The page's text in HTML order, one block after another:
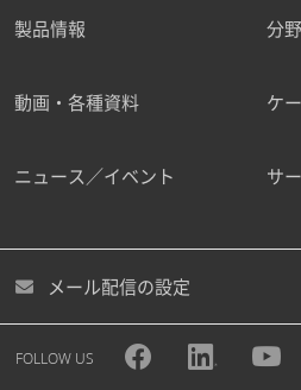
製品情報 分
動画・各種資料 ケ
ニュース／イベント サ
メール配信の設定
FOLLOW US